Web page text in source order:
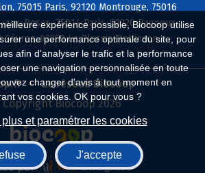
expérience possible, Biocoop utilise
une performance optimale du site, pour
afin d'analyser le trafic et la performance
une navigation personnalisée en toute
changer d'avis à tout moment en
vos cookies. OK pour vous ?
et paramétrer les cookies
J'accepte
75015 Paris, 92120 Montrouge, 75016
aux-Roses, 75014 Paris, 92220 Bagneux,
Sèvres, 92350 Le Plessis-Robinson
Le réseau Biocoop
Copyright Biocoop 2026
par